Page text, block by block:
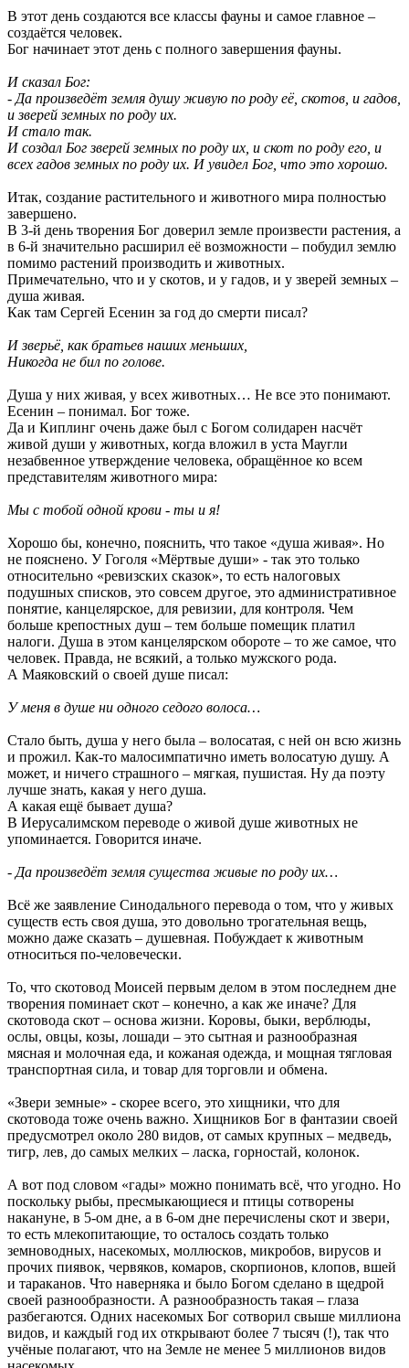
В этот день создаются все классы фауны и самое главное –
создаётся человек.
Бог начинает этот день с полного завершения фауны.
И сказал Бог:
- Да произведёт земля душу живую по роду её, скотов, и гадов,
и зверей земных по роду их.
И стало так.
И создал Бог зверей земных по роду их, и скот по роду его, и
всех гадов земных по роду их. И увидел Бог, что это хорошо.
Итак, создание растительного и животного мира полностью
завершено.
В 3-й день творения Бог доверил земле произвести растения, а
в 6-й значительно расширил её возможности – побудил землю
помимо растений производить и животных.
Примечательно, что и у скотов, и у гадов, и у зверей земных –
душа живая.
Как там Сергей Есенин за год до смерти писал?
И зверьё, как братьев наших меньших,
Никогда не бил по голове.
Душа у них живая, у всех животных… Не все это понимают.
Есенин – понимал. Бог тоже.
Да и Киплинг очень даже был с Богом солидарен насчёт
живой души у животных, когда вложил в уста Маугли
незабвенное утверждение человека, обращённое ко всем
представителям животного мира:
Мы с тобой одной крови - ты и я!
Хорошо бы, конечно, пояснить, что такое «душа живая». Но
не пояснено. У Гоголя «Мёртвые души» - так это только
относительно «ревизских сказок», то есть налоговых
подушных списков, это совсем другое, это административное
понятие, канцелярское, для ревизии, для контроля. Чем
больше крепостных душ – тем больше помещик платил
налоги. Душа в этом канцелярском обороте – то же самое, что
человек. Правда, не всякий, а только мужского рода.
А Маяковский о своей душе писал:
У меня в душе ни одного седого волоса…
Стало быть, душа у него была – волосатая, с ней он всю жизнь
и прожил. Как-то малосимпатично иметь волосатую душу. А
может, и ничего страшного – мягкая, пушистая. Ну да поэту
лучше знать, какая у него душа.
А какая ещё бывает душа?
В Иерусалимском переводе о живой душе животных не
упоминается. Говорится иначе.
- Да произведёт земля существа живые по роду их…
Всё же заявление Синодального перевода о том, что у живых
существ есть своя душа, это довольно трогательная вещь,
можно даже сказать – душевная. Побуждает к животным
относиться по-человечески.
То, что скотовод Моисей первым делом в этом последнем дне
творения поминает скот – конечно, а как же иначе? Для
скотовода скот – основа жизни. Коровы, быки, верблюды,
ослы, овцы, козы, лошади – это сытная и разнообразная
мясная и молочная еда, и кожаная одежда, и мощная тягловая
транспортная сила, и товар для торговли и обмена.
«Звери земные» - скорее всего, это хищники, что для
скотовода тоже очень важно. Хищников Бог в фантазии своей
предусмотрел около 280 видов, от самых крупных – медведь,
тигр, лев, до самых мелких – ласка, горностай, колонок.
А вот под словом «гады» можно понимать всё, что угодно. Но
поскольку рыбы, пресмыкающиеся и птицы сотворены
накануне, в 5-ом дне, а в 6-ом дне перечислены скот и звери,
то есть млекопитающие, то осталось создать только
земноводных, насекомых, моллюсков, микробов, вирусов и
прочих пиявок, червяков, комаров, скорпионов, клопов, вшей
и тараканов. Что наверняка и было Богом сделано в щедрой
своей разнообразности. А разнообразность такая – глаза
разбегаются. Одних насекомых Бог сотворил свыше миллиона
видов, и каждый год их открывают более 7 тысяч (!), так что
учёные полагают, что на Земле не менее 5 миллионов видов